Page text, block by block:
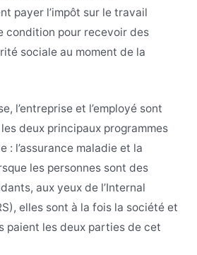
payer l’impôt sur le travail
condition pour recevoir des
sociale au moment de la
l’entreprise et l’employé sont
deux principaux programmes
: l’assurance maladie et la
les personnes sont des
aux yeux de l’Internal
elles sont à la fois la société et
paient les deux parties de cet